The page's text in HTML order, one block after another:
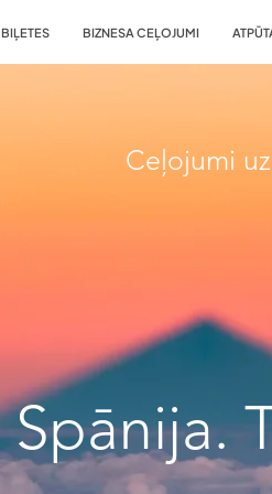
BIZNESA CEĻOJUMI
Ceļojumi
Spānija.